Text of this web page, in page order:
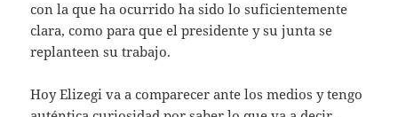
con la que ha ocurrido ha sido lo suficientemente
clara, como para que el presidente y su junta se
replanteen su trabajo.
Hoy Elizegi va a comparecer ante los medios y tengo